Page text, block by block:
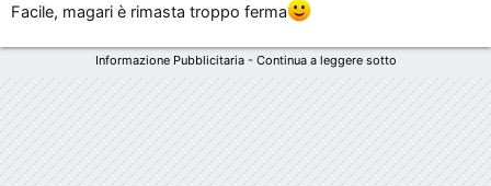
Facile, magari è rimasta troppo ferma
Informazione Pubblicitaria - Continua a leggere sotto